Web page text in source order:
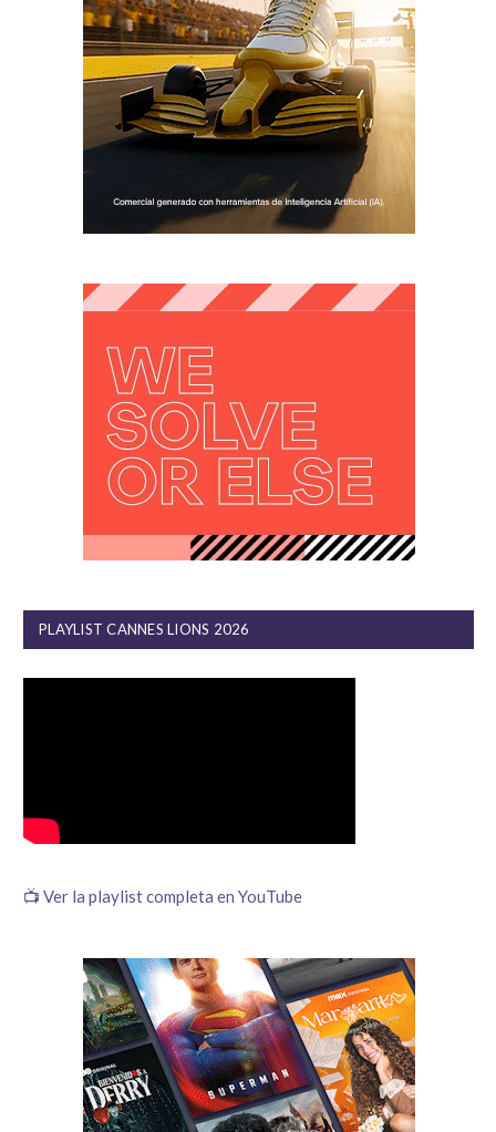
PLAYLIST CANNES LIONS 2026
📺 Ver la playlist completa en YouTube